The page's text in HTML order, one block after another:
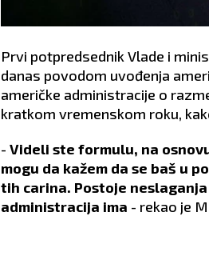
Prvi potpredsednik Vlade i
danas povodom uvođenja
američke administracije o
kratkom vremenskom roku,
- Videli ste formulu, na
mogu da kažem da se baš u
tih carina. Postoje
administracija ima - rekao je